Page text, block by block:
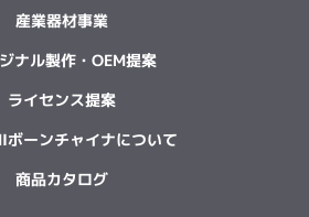
産業器材事業
ナル製作・OEM提案
ライセンス提案
ボーンチャイナについて
商品カタログ